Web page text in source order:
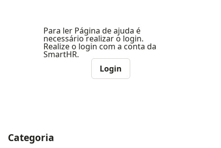
Para ler Página de ajuda é
necessário realizar o login.
Realize o login com a conta da
SmartHR.
Login
ナビゲーションメニュー
Categoria